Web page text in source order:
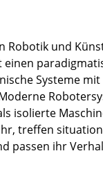
Robotik und
Systeme
isolierte
treffen
passen ihr